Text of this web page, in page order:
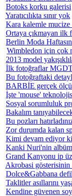
Botoks korku galerisi
Yaratıcılıkta sınır yok
Kara kalemle
Ortaya çıkmayan ilk
Berlin Moda
Wimbledon için çok
2013 model
İlk fotoğraflar
Bu fotoğraftaki
BARBİE gerçek
İşte 'mouse'
Sosyal sorumluluk
Bakalım
Bu pozları
Zor durumda kalan
Kimi devam ediyor
Kanki Nuri'nin
Grand Kanyonu ip
Akrobasi
Dolce&Gabbana
Taklitler asıllarını
Kendine güvenen